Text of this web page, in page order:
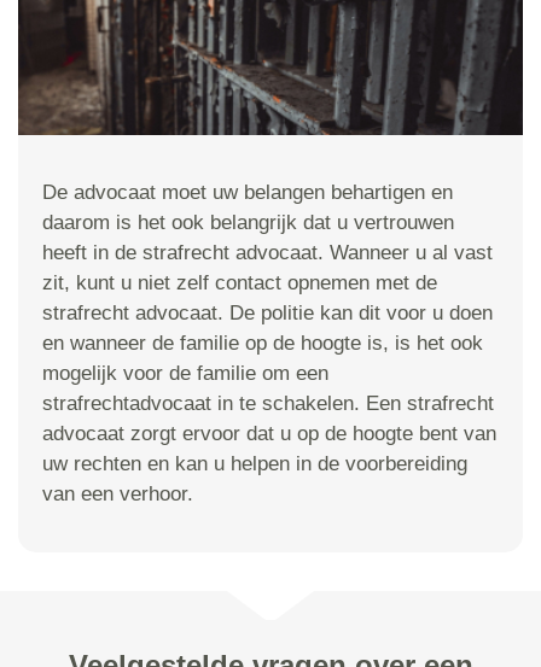
De advocaat moet uw belangen behartigen en
daarom is het ook belangrijk dat u vertrouwen
heeft in de strafrecht advocaat. Wanneer u al vast
zit, kunt u niet zelf contact opnemen met de
strafrecht advocaat. De politie kan dit voor u doen
en wanneer de familie op de hoogte is, is het ook
mogelijk voor de familie om een
strafrechtadvocaat in te schakelen. Een strafrecht
advocaat zorgt ervoor dat u op de hoogte bent van
uw rechten en kan u helpen in de voorbereiding
van een verhoor.